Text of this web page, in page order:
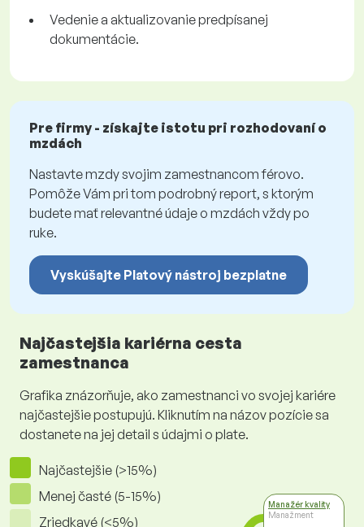
Vedenie a aktualizovanie predpísanej
dokumentácie.
Pre firmy - získajte istotu pri rozhodovaní o
mzdách
Nastavte mzdy svojim zamestnancom férovo.
Pomôže Vám pri tom podrobný report, s ktorým
budete mať relevantné údaje o mzdách vždy po
ruke.
Vyskúšajte Platový nástroj bezplatne
Najčastejšia kariérna cesta
zamestnanca
Grafika znázorňuje, ako zamestnanci vo svojej kariére
najčastejšie postupujú. Kliknutím na názov pozície sa
dostanete na jej detail s údajmi o plate.
Najčastejšie (>15%)
Menej časté (5-15%)
Zriedkavé (<5%)
Manažér kvality
Manažment